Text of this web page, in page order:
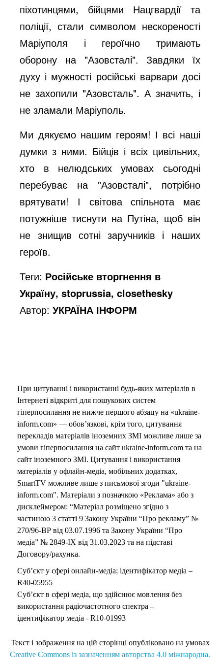
e
o
піхотинцями, бійцями Нацгвардії та
поліції, стали символом нескореності
Маріуполя і героїчно тримають
оборону на "Азовсталі". Завдяки їх
духу і мужності російські варвари досі
не захопили "Азовсталь". А значить, і
не зламали Маріуполь.
Ми дякуємо нашим героям! І всі наші
думки з ними. Бійців і всіх цивільних,
хто в нелюдських умовах сьогодні
перебуває на "Азовсталі", потрібно
врятувати! І світова спільнота має
потужніше тиснути на Путіна, щоб він
не знищив сотні заручників і наших
героїв.
Теги: Російське вторгнення в
Україну, stoprussia, closethesky
Автор:УКРАЇНА ІНФОРМ
При цитуванні і використанні будь-яких матеріалів в
Інтернеті відкриті для пошукових систем
гіперпосилання не нижче першого абзацу на «ukraine-
inform.com» — обов’язкові, крім того, цитування
перекладів матеріалів іноземних ЗМІ можливе лише за
умови гіперпосилання на сайт ukraine-inform.com та на
сайт іноземного ЗМІ. Цитування і використання
матеріалів у офлайн-медіа, мобільних додатках,
SmartTV можливе лише з письмової згоди "ukraine-
inform.com". Матеріали з позначкою «Реклама» або з
дисклеймером: “Матеріал розміщено згідно з
частиною 3 статті 9 Закону України “Про рекламу” №
270/96-ВР від 03.07.1996 та Закону України “Про
медіа” № 2849-IX від 31.03.2023 та на підставі
Договору/рахунка.
Суб’єкт у сфері онлайн-медіа; ідентифікатор медіа –
R40-05955
Суб’єкт в сфері медіа, що здійснює мовлення без
використання радіочастотного спектра –
ідентифікатор медіа - R10-01993
Текст і зображення на цій сторінці опубліковано на умовах
Creative Commons із зазначенням авторства 4.0 міжнародна.